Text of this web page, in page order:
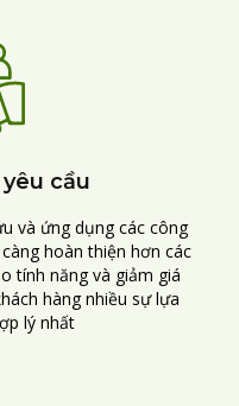
cầu
và ứng dụng các công
hoàn thiện hơn các
tính năng và giảm giá
hàng nhiều sự lựa
lý nhất